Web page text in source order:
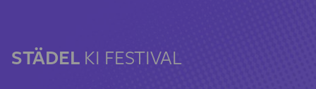
STÄDEL KI FESTIVAL